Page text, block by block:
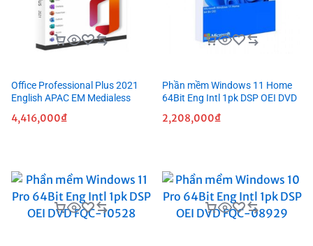
Office Professional Plus 2021
English APAC EM Medialess
4,416,000₫
Phần mềm Windows 11 Home
64Bit Eng Intl 1pk DSP OEI DVD
2,208,000₫